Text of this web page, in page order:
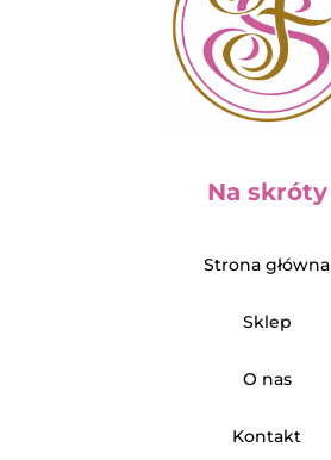
Na skróty
Strona główna
Sklep
O nas
Kontakt